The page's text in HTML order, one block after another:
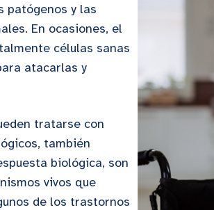
patógenos y las
En ocasiones, el
células sanas
atacarlas y
tratarse con
también
biológica, son
vivos que
de los trastornos